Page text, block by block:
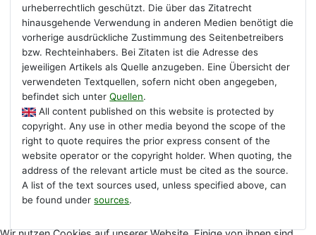
urheberrechtlich geschützt. Die über das Zitatrecht
hinausgehende Verwendung in anderen Medien benötigt die
vorherige ausdrückliche Zustimmung des Seitenbetreibers
bzw. Rechteinhabers. Bei Zitaten ist die Adresse des
jeweiligen Artikels als Quelle anzugeben. Eine Übersicht der
verwendeten Textquellen, sofern nicht oben angegeben,
befindet sich unterQuellen.
All content published on this website is protected by
copyright. Any use in other media beyond the scope of the
right to quote requires the prior express consent of the
website operator or the copyright holder. When quoting, the
address of the relevant article must be cited as the source.
A list of the text sources used, unless specified above, can
be found undersources.